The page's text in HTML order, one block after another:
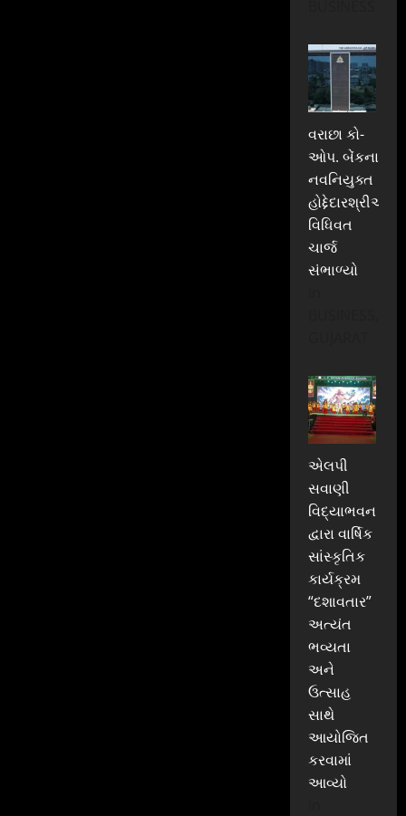
વરાછા કો-
ઓપ. બેંકના
નવનિયુક્ત
હોદ્દેદારશ્રીઓએ
વિધિવત
ચાર્જ
સંભાળ્યો
એલપી
સવાણી
વિદ્યાભવન
દ્વારા વાર્ષિક
સાંસ્કૃતિક
કાર્યક્રમ
“દશાવતાર”
અત્યંત
ભવ્યતા
અને
ઉત્સાહ
સાથે
આયોજિત
કરવામાં
આવ્યો